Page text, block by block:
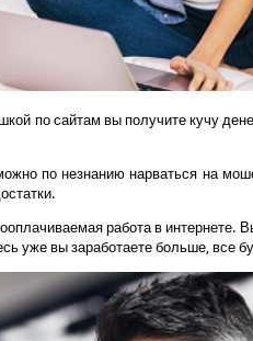
по сайтам вы получите кучу
по незнанию нарваться на
работа в интернете.
уже вы заработаете больше, все